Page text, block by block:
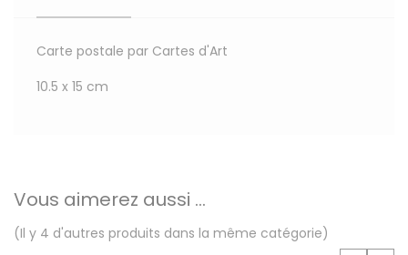
Carte postale par Cartes d'Art
10.5 x 15 cm
Vous aimerez aussi ...
(Il y 4 d'autres produits dans la même catégorie)